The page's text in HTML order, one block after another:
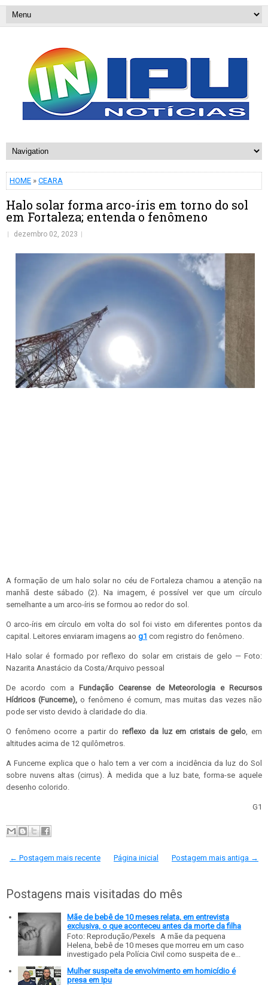
HOME » CEARA
Halo solar forma arco-íris em torno do sol
em Fortaleza; entenda o fenômeno
dezembro 02, 2023
A formação de um halo solar no céu de Fortaleza chamou a atenção na
manhã deste sábado (2). Na imagem, é possível ver que um círculo
semelhante a um arco-íris se formou ao redor do sol.
O arco-íris em círculo em volta do sol foi visto em diferentes pontos da
capital. Leitores enviaram imagens ao g1 com registro do fenômeno.
Halo solar é formado por reflexo do solar em cristais de gelo — Foto:
Nazarita Anastácio da Costa/Arquivo pessoal
De acordo com a Fundação Cearense de Meteorologia e Recursos
Hídricos (Funceme), o fenômeno é comum, mas muitas das vezes não
pode ser visto devido à claridade do dia.
O fenômeno ocorre a partir do reflexo da luz em cristais de gelo, em
altitudes acima de 12 quilômetros.
A Funceme explica que o halo tem a ver com a incidência da luz do Sol
sobre nuvens altas (cirrus). À medida que a luz bate, forma-se aquele
desenho colorido.
G1
← Postagem mais recente Postagem mais antiga →
Página inicial
Postagens mais visitadas do mês
Mãe de bebê de 10 meses relata, em entrevista
exclusiva, o que aconteceu antes da morte da filha
Foto: Reprodução/Pexels A mãe da pequena
Helena, bebê de 10 meses que morreu em um caso
investigado pela Polícia Civil como suspeita de e...
Mulher suspeita de envolvimento em homicídio é
presa em Ipu